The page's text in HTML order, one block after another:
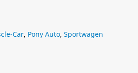
Car, Pony Auto, Sportwagen